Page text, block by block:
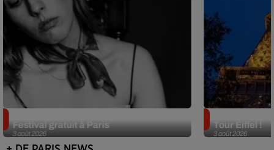
3 août 2026
Festival gratuit à Paris
3 août 2026
Tour Eiffel !